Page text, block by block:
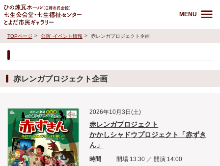
MENU
TOPページ 公演･イベント情報 赤レンガプロジェクト企画
赤レンガプロジェクト企画
2026年10月3日(土)
赤レンガプロジェクト
かかしシャドウプロジェクト「赤ずき
ん」
時間 開場 13:30 ／ 開演 14:00